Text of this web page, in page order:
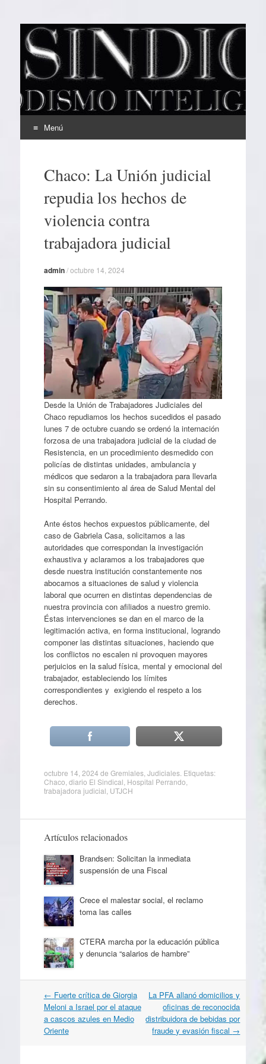
EL SINDICAL
Periodismo Inteligente
Menú
contenidoChaco: La Unión judicial
repudia los hechos de
violencia contra
trabajadora judicial
admin/octubre 14, 2024
Desde la Unión de Trabajadores Judiciales del
Chaco repudiamos los hechos sucedidos el pasado
lunes 7 de octubre cuando se ordenó la internación
forzosa de una trabajadora judicial de la ciudad de
Resistencia, en un procedimiento desmedido con
policías de distintas unidades, ambulancia y
médicos que sedaron a la trabajadora para llevarla
sin su consentimiento al área de Salud Mental del
Hospital Perrando.
Ante éstos hechos expuestos públicamente, del
caso de Gabriela Casa, solicitamos a las
autoridades que correspondan la investigación
exhaustiva y aclaramos a los trabajadores que
desde nuestra institución constantemente nos
abocamos a situaciones de salud y violencia
laboral que ocurren en distintas dependencias de
nuestra provincia con afiliados a nuestro gremio.
Éstas intervenciones se dan en el marco de la
legitimación activa, en forma institucional, logrando
componer las distintas situaciones, haciendo que
los conflictos no escalen ni provoquen mayores
perjuicios en la salud física, mental y emocional del
trabajador, estableciendo los límites
correspondientes y exigiendo el respeto a los
derechos.
octubre 14, 2024 de Gremiales, Judiciales. Etiquetas:
Chaco diario El Sindical Hospital Perrando
trabajadora judicial UTJCH
Artículos relacionados
Brandsen: Solicitan la inmediata
suspensión de una Fiscal
Crece el malestar social, el reclamo
toma las calles
CTERA marcha por la educación pública
y denuncia “salarios de hambre”
Navegación
por
artículos
← Fuerte crítica de Giorgia
Meloni a Israel por el ataque
a cascos azules en Medio
Oriente
La PFA allanó domicilios y
oficinas de reconocida
distribuidora de bebidas por
fraude y evasión fiscal →